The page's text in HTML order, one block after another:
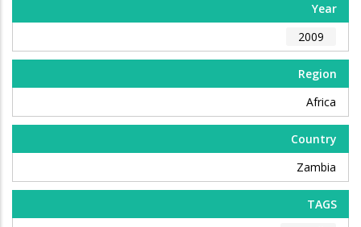
Year
2009
Region
Africa
Country
Zambia
TAGS